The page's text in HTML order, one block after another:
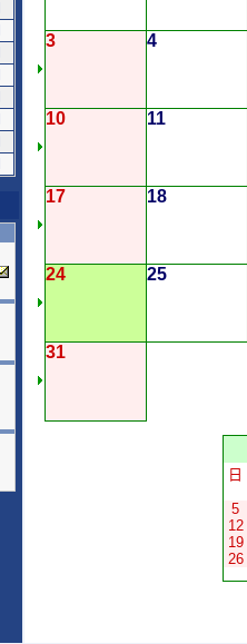
3 4
10 11
17 18
24 25
31
日
5
12
19
26